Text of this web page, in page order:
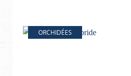
ORCHIDÉES